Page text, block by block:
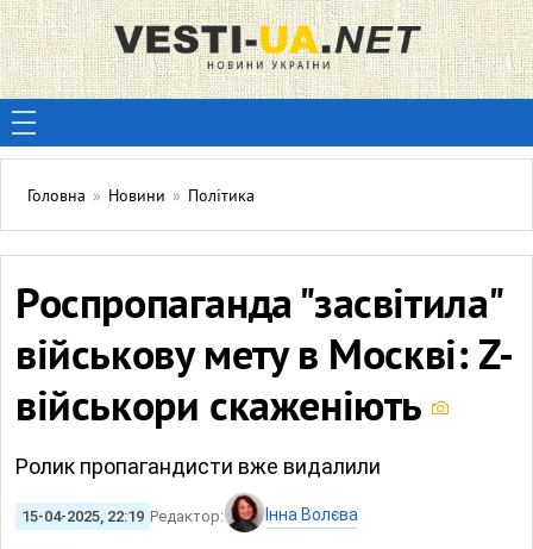
Головна » Новини » Політика
Роспропаганда "засвітила"
військову мету в Москві: Z-
військори скаженіють
Ролик пропагандисти вже видалили
15-04-2025, 22:19 Редактор: Інна Волєва